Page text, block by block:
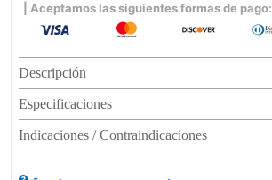
| Aceptamos las siguientes formas de pago:
Descripción
Especificaciones
Indicaciones / Contraindicaciones